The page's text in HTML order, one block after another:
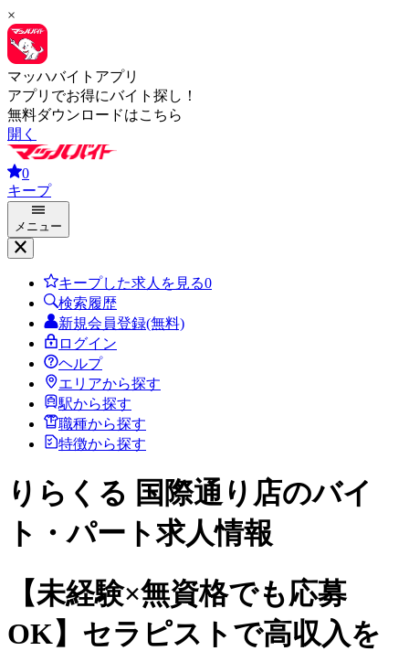
×
マッハバイトアプリ
アプリでお得にバイト探し！
無料ダウンロードはこちら
開く
0
キープ
メニュー
キープした求人を見る0
検索履歴
新規会員登録(無料)
ログイン
ヘルプ
エリアから探す
駅から探す
職種から探す
特徴から探す
りらくる 国際通り店のバイ
ト・パート求人情報
【未経験×無資格でも応募
OK】セラピストで高収入を